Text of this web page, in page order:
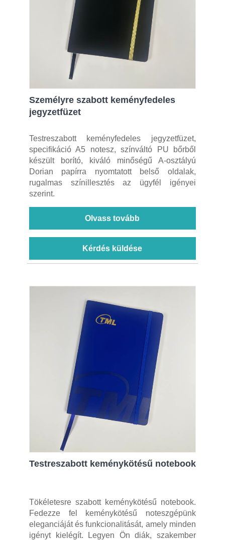
Személyre szabott keményfedeles
jegyzetfüzet
Testreszabott keményfedeles jegyzetfüzet,
specifikáció A5 notesz, színváltó PU bőrből
készült borító, kiváló minőségű A-osztályú
Dorian papírra nyomtatott belső oldalak,
rugalmas színillesztés az ügyfél igényei
szerint.
Olvass tovább
Kérdés küldése
Testreszabott keménykötésű notebook
Tökéletesre szabott keménykötésű notebook.
Fedezze fel keménykötésű noteszgépünk
eleganciáját és funkcionalitását, amely minden
igényt kielégít. Legyen Ön diák, szakember